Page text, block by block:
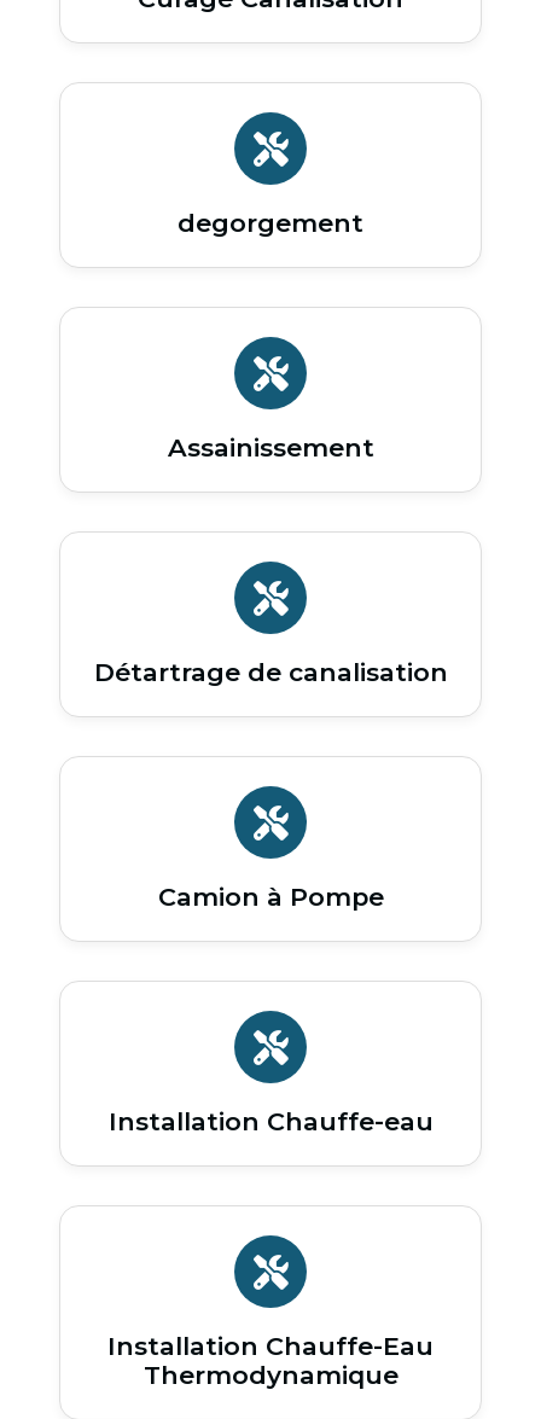
degorgement
Assainissement
Détartrage de canalisation
Camion à Pompe
Installation Chauffe-eau
Installation Chauffe-Eau
Thermodynamique